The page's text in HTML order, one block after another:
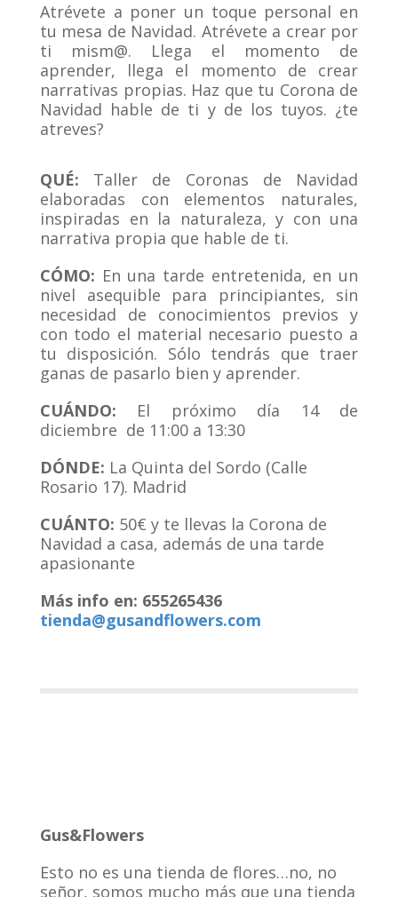
Atrévete a poner un toque personal en
tu mesa de Navidad. Atrévete a crear por
ti mism@. Llega el momento de
aprender, llega el momento de crear
narrativas propias. Haz que tu Corona de
Navidad hable de ti y de los tuyos. ¿te
atreves?
QUÉ: Taller de Coronas de Navidad
elaboradas con elementos naturales,
inspiradas en la naturaleza, y con una
narrativa propia que hable de ti.
CÓMO: En una tarde entretenida, en un
nivel asequible para principiantes, sin
necesidad de conocimientos previos y
con todo el material necesario puesto a
tu disposición. Sólo tendrás que traer
ganas de pasarlo bien y aprender.
CUÁNDO: El próximo día 14 de
diciembre de 11:00 a 13:30
DÓNDE: La Quinta del Sordo (Calle
Rosario 17). Madrid
CUÁNTO: 50€ y te llevas la Corona de
Navidad a casa, además de una tarde
apasionante
Más info en: 655265436
tienda@gusandflowers.com
Gus&Flowers
Esto no es una tienda de flores…no, no
señor, somos mucho más que una tienda